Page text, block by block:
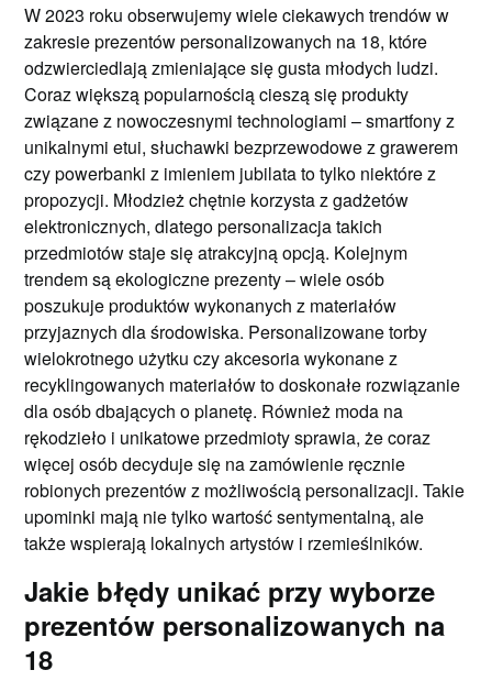
W 2023 roku obserwujemy wiele ciekawych trendów w
zakresie prezentów personalizowanych na 18, które
odzwierciedlają zmieniające się gusta młodych ludzi.
Coraz większą popularnością cieszą się produkty
związane z nowoczesnymi technologiami – smartfony z
unikalnymi etui, słuchawki bezprzewodowe z grawerem
czy powerbanki z imieniem jubilata to tylko niektóre z
propozycji. Młodzież chętnie korzysta z gadżetów
elektronicznych, dlatego personalizacja takich
przedmiotów staje się atrakcyjną opcją. Kolejnym
trendem są ekologiczne prezenty – wiele osób
poszukuje produktów wykonanych z materiałów
przyjaznych dla środowiska. Personalizowane torby
wielokrotnego użytku czy akcesoria wykonane z
recyklingowanych materiałów to doskonałe rozwiązanie
dla osób dbających o planetę. Również moda na
rękodzieło i unikatowe przedmioty sprawia, że coraz
więcej osób decyduje się na zamówienie ręcznie
robionych prezentów z możliwością personalizacji. Takie
upominki mają nie tylko wartość sentymentalną, ale
także wspierają lokalnych artystów i rzemieślników.
Jakie błędy unikać przy wyborze
prezentów personalizowanych na
18